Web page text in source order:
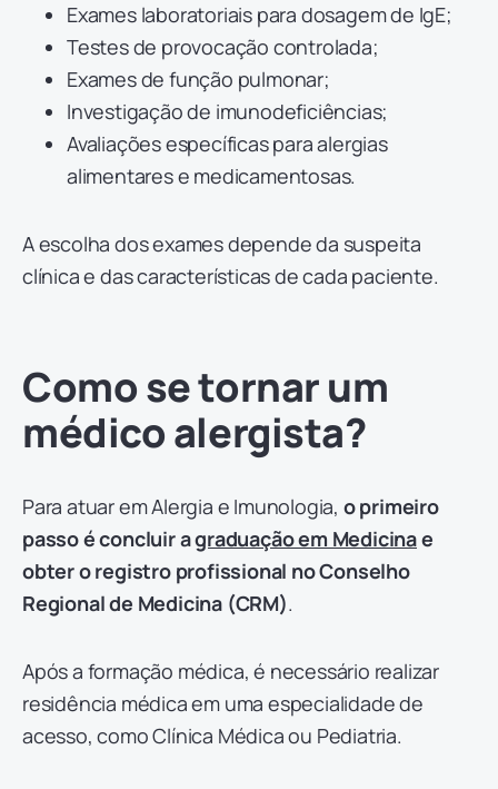
Exames laboratoriais para dosagem de IgE;
Testes de provocação controlada;
Exames de função pulmonar;
Investigação de imunodeficiências;
Avaliações específicas para alergias
alimentares e medicamentosas.
A escolha dos exames depende da suspeita
clínica e das características de cada paciente.
Como se tornar um
médico alergista?
Para atuar em Alergia e Imunologia, o primeiro
passo é concluir agraduação em Medicinae
obter o registro profissional no Conselho
Regional de Medicina (CRM).
Após a formação médica, é necessário realizar
residência médica em uma especialidade de
acesso, como Clínica Médica ou Pediatria.